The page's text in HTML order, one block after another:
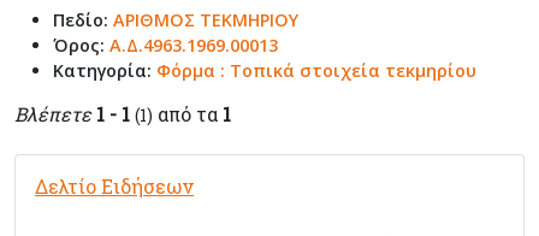
Πεδίο: ΑΡΙΘΜΟΣ ΤΕΚΜΗΡΙΟΥ
Όρος: Α.Δ.4963.1969.00013
Κατηγορία: Φόρμα : Τοπικά στοιχεία τεκμηρίου
Βλέπετε 1 - 1 (1) από τα 1
Δελτίο Ειδήσεων